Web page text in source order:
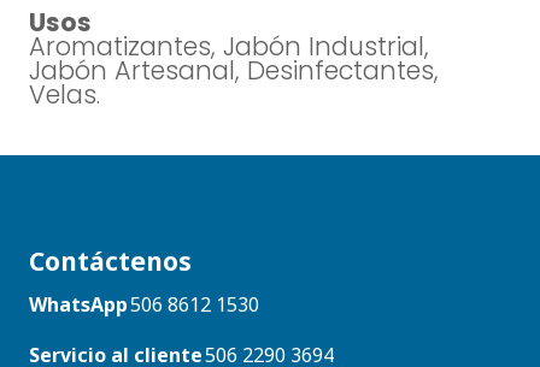
Usos
Aromatizantes, Jabón Industrial,
Jabón Artesanal, Desinfectantes,
Velas.
Contáctenos
WhatsApp506 8612 1530
Servicio al cliente506 2290 3694